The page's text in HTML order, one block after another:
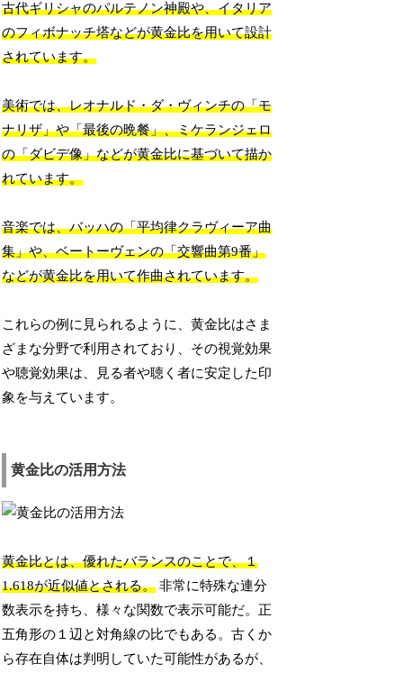
古代ギリシャのパルテノン神殿や、イタリア
のフィボナッチ塔などが黄金比を用いて設計
されています。
美術では、レオナルド・ダ・ヴィンチの「モ
ナリザ」や「最後の晩餐」、ミケランジェロ
の「ダビデ像」などが黄金比に基づいて描か
れています。
音楽では、バッハの「平均律クラヴィーア曲
集」や、ベートーヴェンの「交響曲第9番」
などが黄金比を用いて作曲されています。
これらの例に見られるように、黄金比はさま
ざまな分野で利用されており、その視覚効果
や聴覚効果は、見る者や聴く者に安定した印
象を与えています。
黄金比の活用方法
黄金比とは、優れたバランスのことで、１
1.618が近似値とされる。 非常に特殊な連分
数表示を持ち、様々な関数で表示可能だ。正
五角形の１辺と対角線の比でもある。古くか
ら存在自体は判明していた可能性があるが、